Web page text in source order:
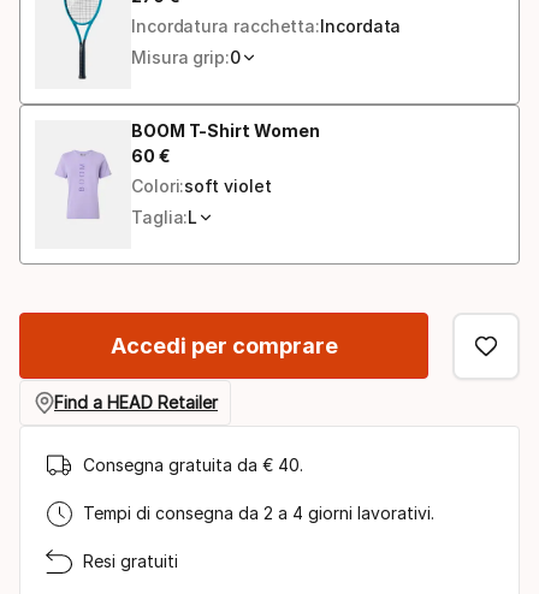
Incordatura racchetta:Incordata
Misura grip:0
BOOM T-Shirt Women
60 €
Prezzo finale
Colori:soft violet
Taglia:L
Accedi per comprare
Find a HEAD Retailer
Consegna gratuita da € 40.
Tempi di consegna da 2 a 4 giorni lavorativi.
Resi gratuiti